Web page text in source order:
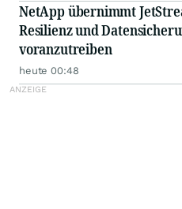
NetApp übernimmt
Resilienz und
voranzutreiben
heute 00:48